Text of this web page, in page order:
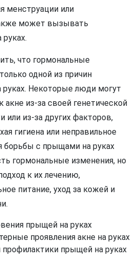
менструации или
может вызывать
что гормональные
одной из причин
Некоторые люди могут
из-за своей генетической
или из-за других факторов,
гигиена или неправильное
борьбы с прыщами на руках
гормональные изменения, но
к их лечению,
питание, уход за кожей и
прыщей на руках
проявления акне на руках
прыщей на руках